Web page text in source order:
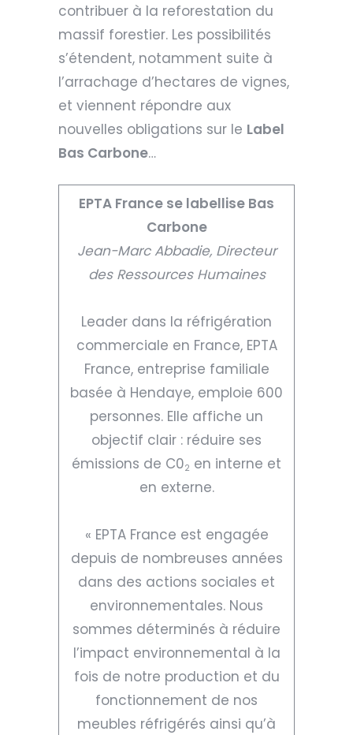
contribuer à la reforestation du
massif forestier. Les possibilités
s’étendent, notamment suite à
l’arrachage d’hectares de vignes,
et viennent répondre aux
nouvelles obligations sur le Label
Bas Carbone…
EPTA France se labellise Bas
Carbone
Jean-Marc Abbadie, Directeur
des Ressources Humaines
Leader dans la réfrigération
commerciale en France, EPTA
France, entreprise familiale
basée à Hendaye, emploie 600
personnes. Elle affiche un
objectif clair : réduire ses
émissions de C02 en interne et
en externe.
« EPTA France est engagée
depuis de nombreuses années
dans des actions sociales et
environnementales. Nous
sommes déterminés à réduire
l’impact environnemental à la
fois de notre production et du
fonctionnement de nos
meubles réfrigérés ainsi qu’à